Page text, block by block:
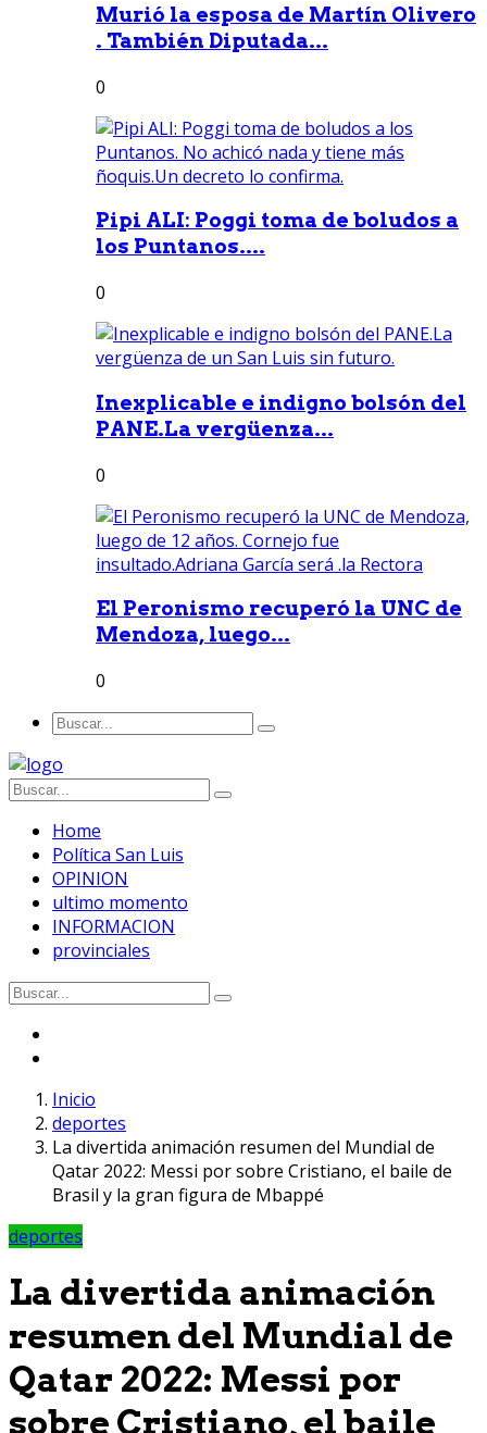
Murió la esposa de Martín Olivero
. También Diputada...
0
Pipi ALI: Poggi toma de boludos a
los Puntanos....
0
Inexplicable e indigno bolsón del
PANE.La vergüenza...
0
El Peronismo recuperó la UNC de
Mendoza, luego...
0
Home
Política San Luis
OPINION
ultimo momento
INFORMACION
provinciales
Inicio
deportes
La divertida animación resumen del Mundial de
Qatar 2022: Messi por sobre Cristiano, el baile de
Brasil y la gran figura de Mbappé
deportes
La divertida animación
resumen del Mundial de
Qatar 2022: Messi por
sobre Cristiano, el baile